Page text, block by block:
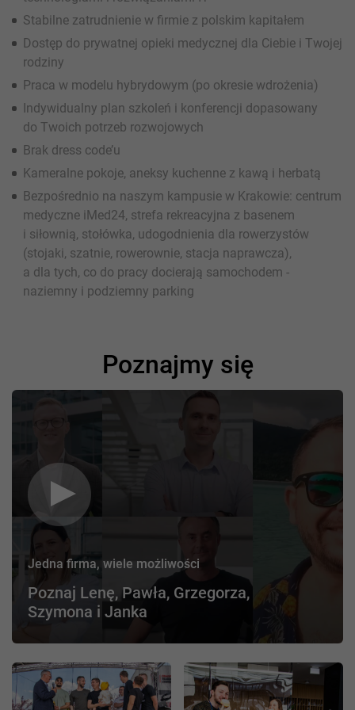
Stabilne zatrudnienie w firmie z polskim kapitałem
Dostęp do prywatnej opieki medycznej dla Ciebie i Twojej
rodziny
Praca w modelu hybrydowym (po okresie wdrożenia)
Indywidualny plan szkoleń i konferencji dopasowany
do Twoich potrzeb rozwojowych
Brak dress code’u
Kameralne pokoje, aneksy kuchenne z kawą i herbatą
Bezpośrednio na naszym kampusie w Krakowie: centrum
medyczne iMed24, strefa rekreacyjna z basenem
i siłownią, stołówka, udogodnienia dla rowerzystów
(stojaki, szatnie, rowerownie, stacja naprawcza),
a dla tych, co do pracy docierają samochodem -
naziemny i podziemny parking
Poznajmy się
Jedna firma, wiele możliwości
Poznaj Lenę, Pawła, Grzegorza,
Szymona i Janka